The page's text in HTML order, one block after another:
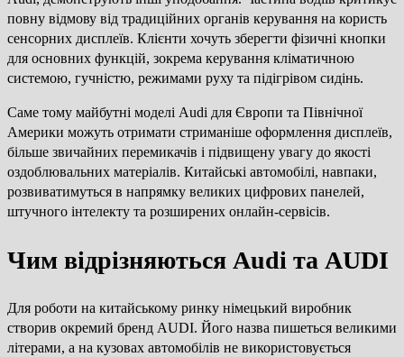
повну відмову від традиційних органів керування на користь
сенсорних дисплеїв. Клієнти хочуть зберегти фізичні кнопки
для основних функцій, зокрема керування кліматичною
системою, гучністю, режимами руху та підігрівом сидінь.
Саме тому майбутні моделі Audi для Європи та Північної
Америки можуть отримати стриманіше оформлення дисплеїв,
більше звичайних перемикачів і підвищену увагу до якості
оздоблювальних матеріалів. Китайські автомобілі, навпаки,
розвиватимуться в напрямку великих цифрових панелей,
штучного інтелекту та розширених онлайн-сервісів.
Чим відрізняються Audi та AUDI
Для роботи на китайському ринку німецький виробник
створив окремий бренд AUDI. Його назва пишеться великими
літерами, а на кузовах автомобілів не використовується